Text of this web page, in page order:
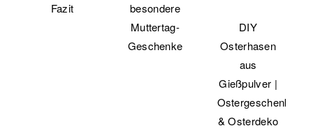
Fazit
besondere
Muttertag-
Geschenke
DIY
Osterhasen
aus
Gießpulver |
Ostergeschenk
& Osterdeko